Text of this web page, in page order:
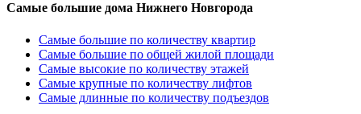
Самые большие дома Нижнего Новгорода
Самые большие по количеству квартир
Самые большие по общей жилой площади
Самые высокие по количеству этажей
Самые крупные по количеству лифтов
Самые длинные по количеству подъездов